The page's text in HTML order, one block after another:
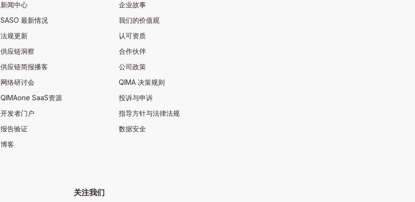
新闻中心
SASO 最新情况
法规更新
供应链洞察
供应链简报播客
网络研讨会
QIMAone SaaS资源
开发者门户
报告验证
博客
企业故事
我们的价值观
认可资质
合作伙伴
公司政策
QIMA 决策规则
投诉与申诉
指导方针与法律法规
数据安全
关注我们